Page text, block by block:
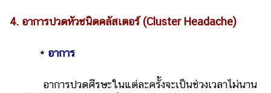
4. อาการปวดหัวชนิดคลัสเตอร์ (Cluster Headache)
* อาการ
อาการปวดศีรษะในแต่ละครั้งจะเป็นช่วงเวลาไม่นาน